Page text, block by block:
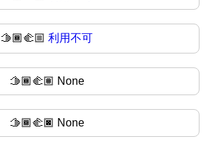
🫱🏾‍🫲🏼 利用不可
🫱🏾‍🫲🏽 None
🫱🏾‍🫲🏿 None